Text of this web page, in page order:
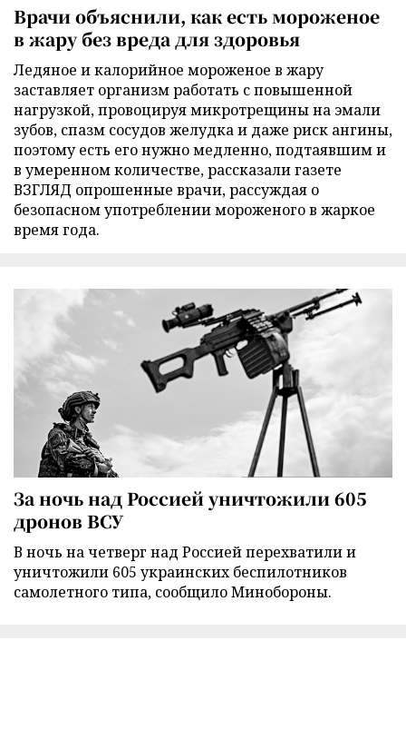
Врачи объяснили, как есть мороженое
в жару без вреда для здоровья
Ледяное и калорийное мороженое в жару
заставляет организм работать с повышенной
нагрузкой, провоцируя микротрещины на эмали
зубов, спазм сосудов желудка и даже риск ангины,
поэтому есть его нужно медленно, подтаявшим и
в умеренном количестве, рассказали газете
ВЗГЛЯД опрошенные врачи, рассуждая о
безопасном употреблении мороженого в жаркое
время года.
За ночь над Россией уничтожили 605
дронов ВСУ
В ночь на четверг над Россией перехватили и
уничтожили 605 украинских беспилотников
самолетного типа, сообщило Минобороны.